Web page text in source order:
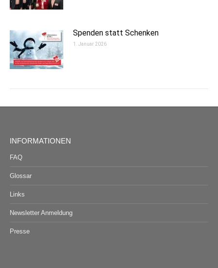
Spenden statt Schenken
1. Januar 2026
INFORMATIONEN
FAQ
Glossar
Links
Newsletter Anmeldung
Presse